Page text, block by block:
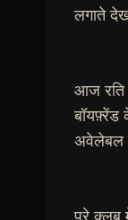
लगाते
आज रति
बॉयफ़्रेंड
अवेलेबल
पूरे क्लब